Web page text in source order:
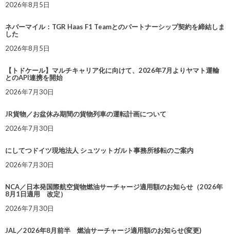
2026年8月5日
ネバーマイル：TGR Haas F1 Teamとのパートナーシップ契約を締結しま
した
2026年8月5日
【トドケール】マルチキャリア化に向けて、2026年7月よりヤマト運輸
とのAPI連携を開始
2026年7月30日
JR貨物／お盆休み期間の貨物列車の運転計画について
2026年7月30日
にしてつドイツ現地法人 シュツットガルト事務所移転のご案内
2026年7月30日
NCA／日本発国際航空貨物燃油サーチャージ適用額のお知らせ（2026年
8月1日適用 改定）
2026年7月30日
JAL／2026年8月前半 燃油サーチャージ適用額のお知らせ(変更)